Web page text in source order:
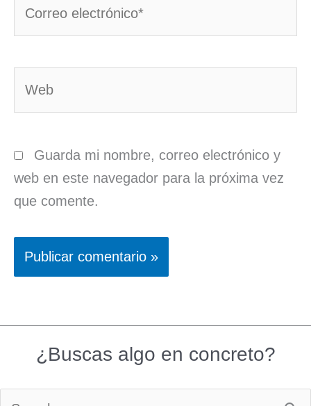
Guarda mi nombre, correo electrónico y
web en este navegador para la próxima vez
que comente.
¿Buscas algo en concreto?